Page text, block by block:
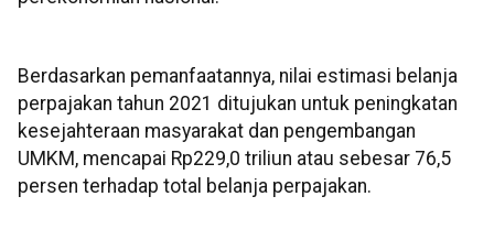
Berdasarkan pemanfaatannya, nilai estimasi belanja
perpajakan tahun 2021 ditujukan untuk peningkatan
kesejahteraan masyarakat dan pengembangan
UMKM, mencapai Rp229,0 triliun atau sebesar 76,5
persen terhadap total belanja perpajakan.